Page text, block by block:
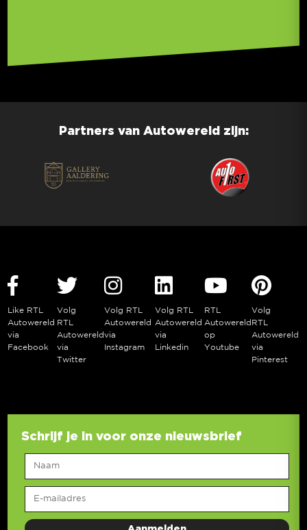
Partners van Autowereld zijn:
Like RTL
Autowereld
via
Facebook
Volg
RTL
Autowereld
via
Twitter
Volg RTL
Autowereld
via
Instagram
Volg RTL
Autowereld
via
Linkedin
RTL
Autowereld
op
Youtube
Volg
RTL
Autowereld
via
Pinterest
Schrijf je in voor onze nieuwsbrief